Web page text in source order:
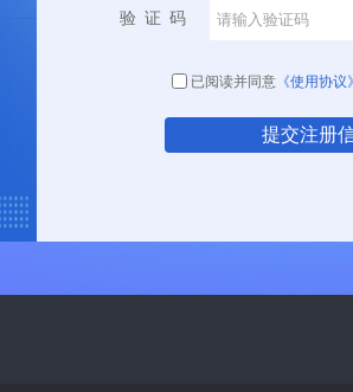
验证码
已阅读并同意 《使用协议》
提交注册